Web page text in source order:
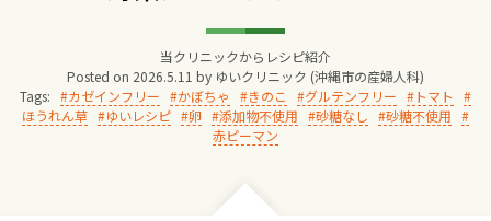
当クリニックからレシピ紹介
Posted on 2026.5.11 by ゆいクリニック (沖縄市の産婦人科)
Tags:
カゼインフリー かぼちゃ きのこ グルテンフリー
トマト
ほうれん草
ゆいレシピ 卵 添加物不使用 砂糖なし
砂糖不使用
赤ピーマン
院長からのごあいさつ
ゆいクリニックの経営理念
診療料金